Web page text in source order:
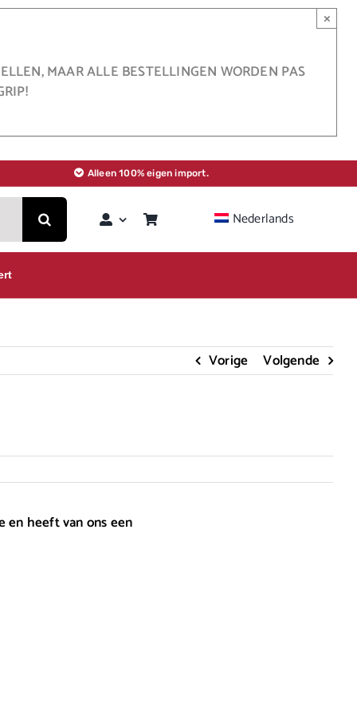
MAAR ALLE BESTELLINGEN WORDEN PAS
×
Alleen 100% eigen import.
Nederlands
Vorige Volgende
en heeft van ons een